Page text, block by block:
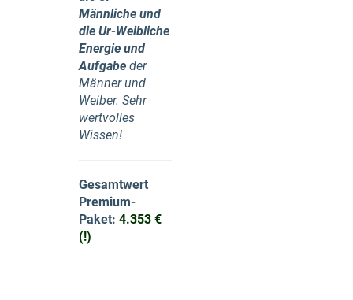
Männliche und
die Ur-Weibliche
Energie und
Aufgabe der
Männer und
Weiber. Sehr
wertvolles
Wissen!
Gesamtwert
Premium-
Paket: 4.353 €
(!)